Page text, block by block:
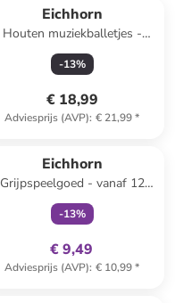
Eichhorn
Houten muziekballetjes -
vanaf 12 maanden - 6 stuks
-13%
€ 18,99
Adviesprijs (AVP): € 21,99*
Eichhorn
Grijpspeelgoed - vanaf 12
maanden
-13%
€ 9,49
Adviesprijs (AVP): € 10,99*